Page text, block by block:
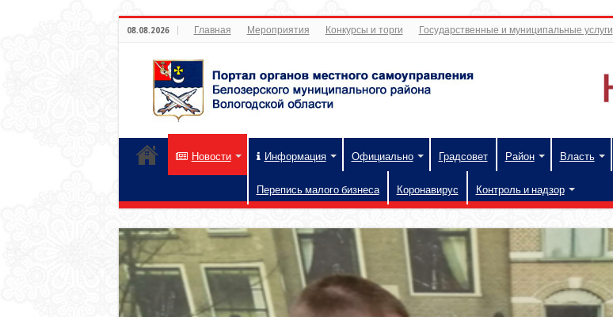
08.08.2026 Главная Мероприятия Конкурсы и торги Государственные и муниципальные услуги
Новости Информация Официально Градсовет Район Власть
Перепись малого бизнеса Коронавирус Контроль и надзор